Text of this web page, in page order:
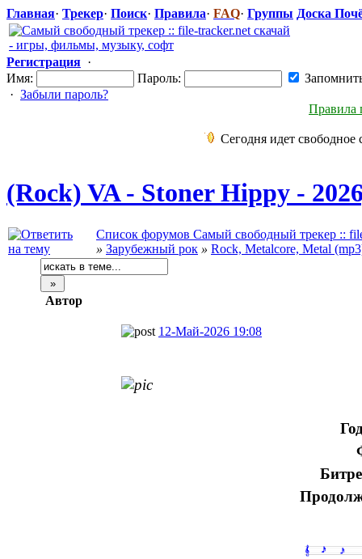
Главная· Трекер· Поиск· Правила· FAQ· Группы Доска
Регистрация ·
Имя:
Пароль:
· Забыли пароль?
Правила
Сегодня идет свободное
(Rock) VA - Stoner Hippy -
Список форумов Самый свободный трекер ::
» Зарубежный рок » Rock, Metalcore, Metal
Автор
12-Май-2026 19:08